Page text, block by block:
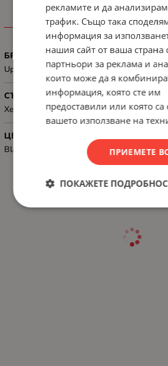
БРОЙ СТРАНИЦИ
Up to 3000 pages
СЪВМЕСТИМОСТ
Xerox C230/C235
ЦВЯТ
Black
рекламите и да
трафик. Също така
информация за
нашия сайт от ваша страна
партньори за реклама и
които може да я
информация, която сте им
предоставили или която са
вашето използване на
ПРИЕМЕТЕ
ПОКАЖЕТЕ